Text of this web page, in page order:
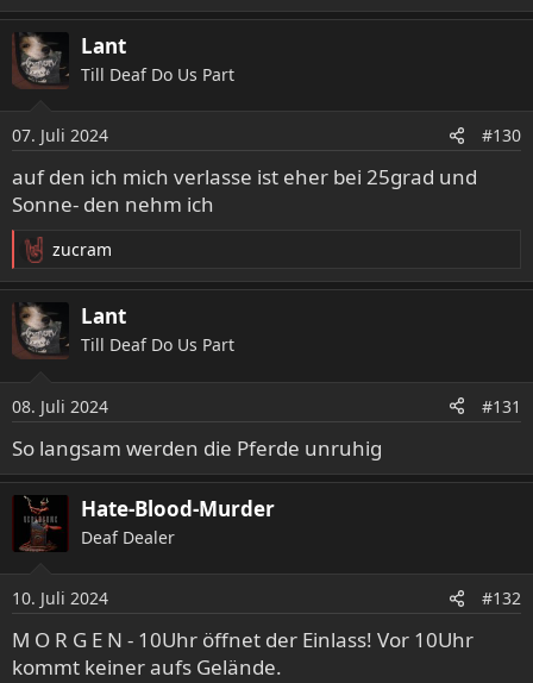
Lant
Till Deaf Do Us Part
07. Juli 2024 #130
auf den ich mich verlasse ist eher bei 25grad und
Sonne- den nehm ich
R
e
a
k
t
n
e
n
:
zucram
Lant
Till Deaf Do Us Part
08. Juli 2024 #131
So langsam werden die Pferde unruhig
Hate-Blood-Murder
Deaf Dealer
10. Juli 2024 #132
M O R G E N - 10Uhr öffnet der Einlass! Vor 10Uhr
kommt keiner aufs Gelände.